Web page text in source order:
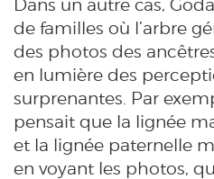
Dans un autre cas,
de familles où l’arbre
des photos des
en lumière des
surprenantes. Par
pensait que la lignée
et la lignée paternelle
en voyant les photos,